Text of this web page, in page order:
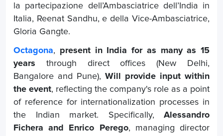
la partecipazione dell’Ambasciatrice dell’India in
Italia, Reenat Sandhu, e della Vice-Ambasciatrice,
Gloria Gangte.
Octagona, present in India for as many as 15
years through direct offices (New Delhi,
Bangalore and Pune), Will provide input within
the event, reflecting the company's role as a point
of reference for internationalization processes in
the Indian market. Specifically, Alessandro
Fichera and Enrico Perego, managing director